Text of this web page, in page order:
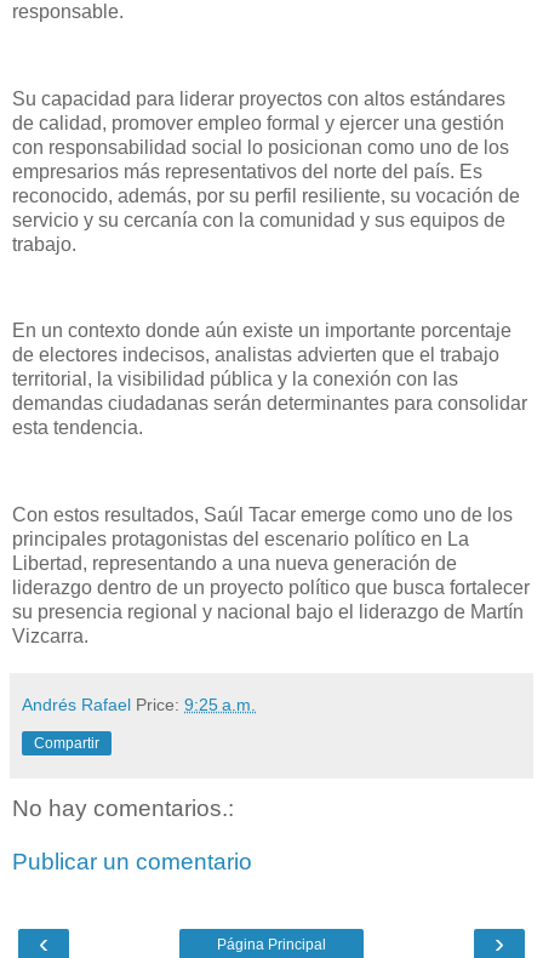
responsable.
Su capacidad para liderar proyectos con altos estándares
de calidad, promover empleo formal y ejercer una gestión
con responsabilidad social lo posicionan como uno de los
empresarios más representativos del norte del país. Es
reconocido, además, por su perfil resiliente, su vocación de
servicio y su cercanía con la comunidad y sus equipos de
trabajo.
En un contexto donde aún existe un importante porcentaje
de electores indecisos, analistas advierten que el trabajo
territorial, la visibilidad pública y la conexión con las
demandas ciudadanas serán determinantes para consolidar
esta tendencia.
Con estos resultados, Saúl Tacar emerge como uno de los
principales protagonistas del escenario político en La
Libertad, representando a una nueva generación de
liderazgo dentro de un proyecto político que busca fortalecer
su presencia regional y nacional bajo el liderazgo de Martín
Vizcarra.
Andrés Rafael Price: 9:25 a.m.
Compartir
No hay comentarios.:
Publicar un comentario
‹ ›
Página Principal